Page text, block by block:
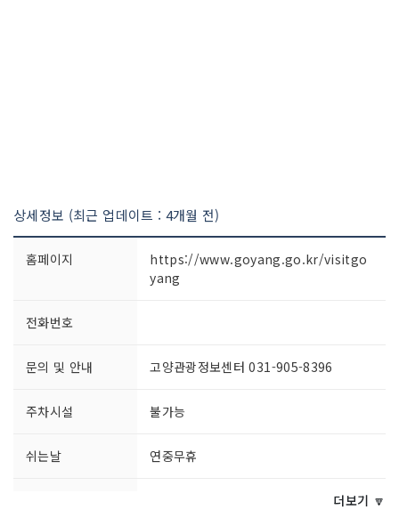
상세정보 (최근 업데이트 : 4개월 전)
홈페이지
https://www.goyang.go.kr/visitgo
yang
전화번호
문의 및 안내 고양관광정보센터 031-905-8396
주차시설 불가능
쉬는날 연중무휴
더보기 🔽